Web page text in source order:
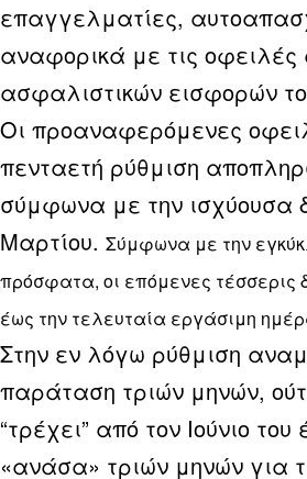
επαγγελματίες,
αναφορικά με τις οφειλές
ασφαλιστικών εισφορών
Οι προαναφερόμενες
πενταετή ρύθμιση
σύμφωνα με την ισχύουσα
Μαρτίου. Σύμφωνα με την
πρόσφατα, οι επόμενες τέσσερις
έως την τελευταία εργάσιμη
Στην εν λόγω ρύθμιση
παράταση τριών μηνών,
“τρέχει” από τον Ιούνιο
«ανάσα» τριών μηνών για